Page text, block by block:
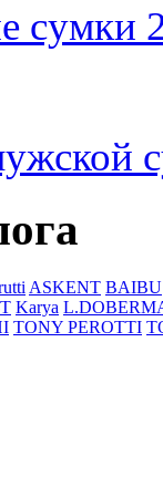
сумки
ASKENT BAIBU
Karya
TONY PEROTTI